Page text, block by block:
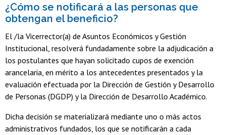
¿Cómo se notificará a las personas que
obtengan el beneficio?
El /la Vicerrector(a) de Asuntos Económicos y Gestión
Institucional, resolverá fundadamente sobre la adjudicación a
los postulantes que hayan solicitado cupos de exención
arancelaria, en mérito a los antecedentes presentados y la
evaluación efectuada por la Dirección de Gestión y Desarrollo
de Personas (DGDP) y la Dirección de Desarrollo Académico.
Dicha decisión se materializará mediante uno o más actos
administrativos fundados, los que se notificarán a cada